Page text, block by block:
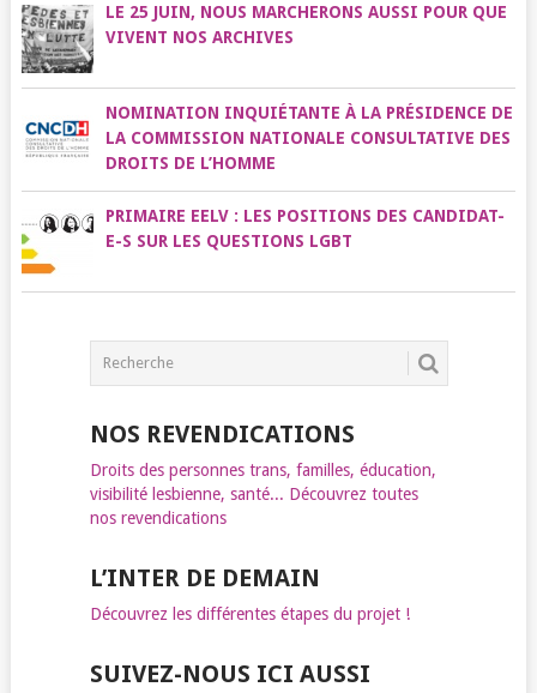
LE 25 JUIN, NOUS MARCHERONS AUSSI POUR QUE
VIVENT NOS ARCHIVES
NOMINATION INQUIÉTANTE À LA PRÉSIDENCE DE
LA COMMISSION NATIONALE CONSULTATIVE DES
DROITS DE L’HOMME
PRIMAIRE EELV : LES POSITIONS DES CANDIDAT-
E-S SUR LES QUESTIONS LGBT
NOS REVENDICATIONS
Droits des personnes trans, familles, éducation,
visibilité lesbienne, santé... Découvrez toutes
nos revendications
L’INTER DE DEMAIN
Découvrez les différentes étapes du projet !
SUIVEZ-NOUS ICI AUSSI